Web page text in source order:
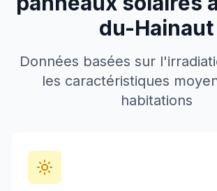
du-Hainaut
Données basées sur
les caractéristiques
habitations